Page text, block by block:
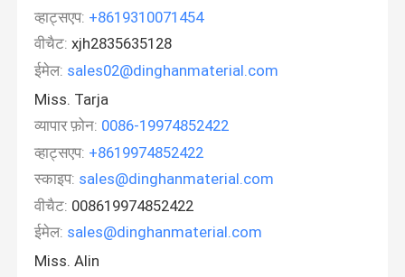
व्हाट्सएप: +8619310071454
वीचैट: xjh2835635128
ईमेल: sales02@dinghanmaterial.com
Miss. Tarja
व्यापार फ़ोन: 0086-19974852422
व्हाट्सएप: +8619974852422
स्काइप: sales@dinghanmaterial.com
वीचैट: 008619974852422
ईमेल: sales@dinghanmaterial.com
Miss. Alin